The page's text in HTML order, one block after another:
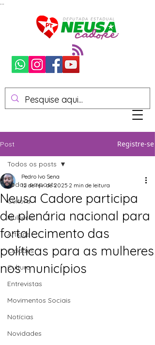
Post Registre-se
Todos os posts
Cultura
Mulheres
Artigos
Cidades
Cultura
Entrevistas
Movimentos Sociais
Notícias
Novidades
Todos os posts
Neusa Cadore participa
de plenária nacional para
fortalecimento das
políticas para as mulheres
nos municípios
Pedro Ivo Sena
12 de fev. de 2025 2 min de leitura